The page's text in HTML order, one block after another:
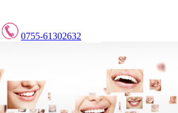
0755-61302632